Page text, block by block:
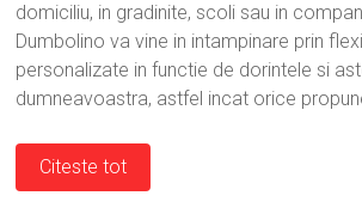
domiciliu, in gradinite, scoli sau in
Dumbolino va vine in intampinare prin
personalizate in functie de dorintele si
dumneavoastra, astfel incat orice
Citeste tot